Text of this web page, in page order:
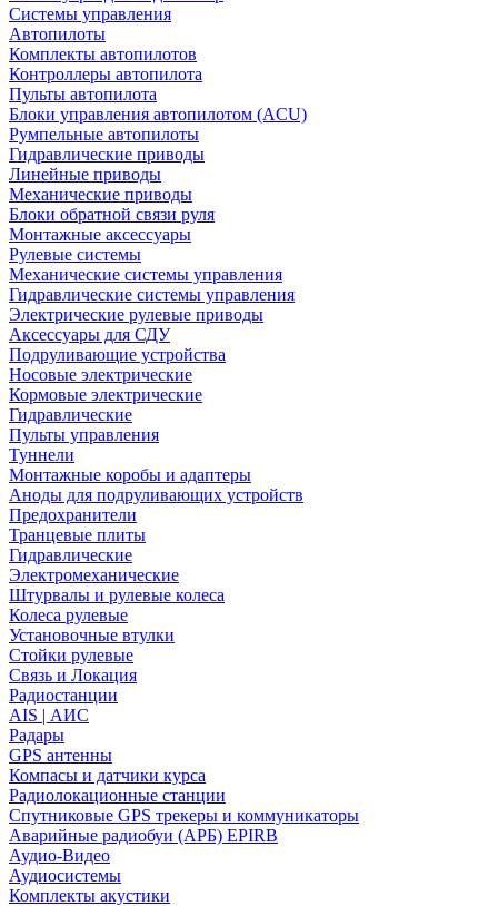
Системы управления
Автопилоты
Комплекты автопилотов
Контроллеры автопилота
Пульты автопилота
Блоки управления автопилотом (ACU)
Румпельные автопилоты
Гидравлические приводы
Линейные приводы
Механические приводы
Блоки обратной связи руля
Монтажные аксессуары
Рулевые системы
Механические системы управления
Гидравлические системы управления
Электрические рулевые приводы
Аксессуары для СДУ
Подруливающие устройства
Носовые электрические
Кормовые электрические
Гидравлические
Пульты управления
Туннели
Монтажные коробы и адаптеры
Аноды для подруливающих устройств
Предохранители
Транцевые плиты
Гидравлические
Электромеханические
Штурвалы и рулевые колеса
Колеса рулевые
Установочные втулки
Стойки рулевые
Связь и Локация
Радиостанции
AIS | АИС
Радары
GPS антенны
Компасы и датчики курса
Радиолокационные станции
Спутниковые GPS трекеры и коммуникаторы
Аварийные радиобуи (АРБ) EPIRB
Аудио-Видео
Аудиосистемы
Комплекты акустики